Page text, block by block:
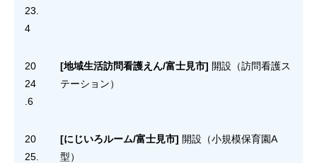
23.
4
20
24
.6
[地域生活訪問看護えん/富士見市] 開設（訪問看護ス
テーション）
20
25.
[にじいろルーム/富士見市] 開設（小規模保育園A
型）